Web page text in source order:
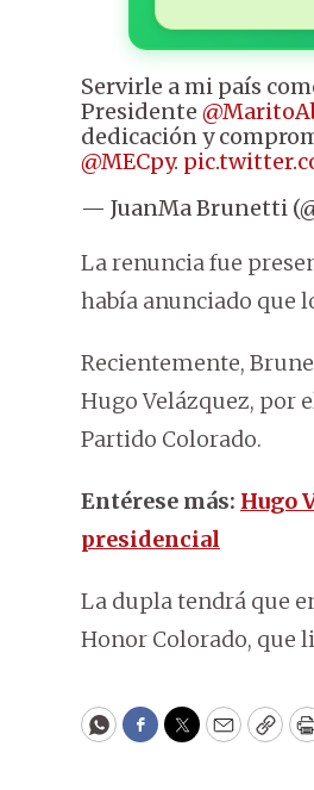
Servirle a mi país
Presidente
dedicación y
@MECpy.
— JuanMa Brunetti
La renuncia fue
había anunciado que
Recientemente,
Hugo Velázquez, por
Partido Colorado.
Entérese más: Hugo
presidencial
La dupla tendrá que
Honor Colorado, que
WhatsApp
Facebook
Twitter
Email